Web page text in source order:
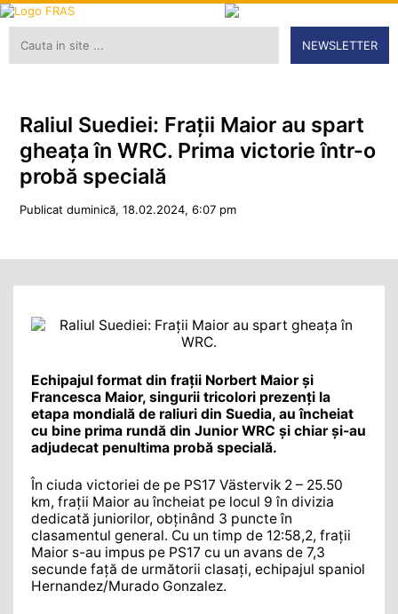
NEWSLETTER
Raliul Suediei: Frații Maior au spart
gheața în WRC. Prima victorie într-o
probă specială
Publicat duminică, 18.02.2024, 6:07 pm
Echipajul format din frații Norbert Maior și
Francesca Maior, singurii tricolori prezenți la
etapa mondială de raliuri din Suedia, au încheiat
cu bine prima rundă din Junior WRC și chiar și-au
adjudecat penultima probă specială.
În ciuda victoriei de pe PS17 Västervik 2 – 25.50
km, frații Maior au încheiat pe locul 9 în divizia
dedicată juniorilor, obținând 3 puncte în
clasamentul general. Cu un timp de 12:58,2, frații
Maior s-au impus pe PS17 cu un avans de 7,3
secunde față de următorii clasați, echipajul spaniol
Hernandez/Murado Gonzalez.